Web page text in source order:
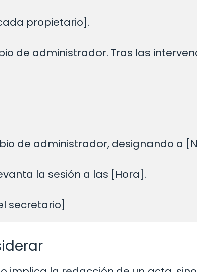
propietario].
de administrador. Tras las
de administrador, designando a
la sesión a las [Hora].